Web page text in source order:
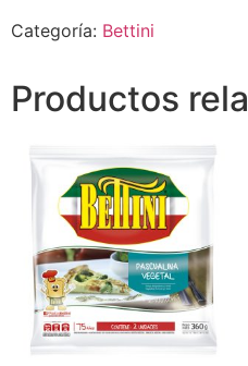
Categoría: Bettini
Productos